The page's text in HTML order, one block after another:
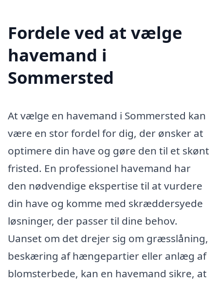
Fordele ved at vælge
havemand i
Sommersted
At vælge en havemand i Sommersted kan
være en stor fordel for dig, der ønsker at
optimere din have og gøre den til et skønt
fristed. En professionel havemand har
den nødvendige ekspertise til at vurdere
din have og komme med skræddersyede
løsninger, der passer til dine behov.
Uanset om det drejer sig om græsslåning,
beskæring af hængepartier eller anlæg af
blomsterbede, kan en havemand sikre, at